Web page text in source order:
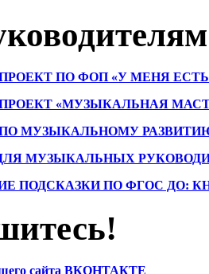
ПО ФОП «У МЕНЯ
«МУЗЫКАЛЬНАЯ
ПО МУЗЫКАЛЬНОМУ
МУЗЫКАЛЬНЫХ
ПОДСКАЗКИ ПО ФГОС ДО:
сайта ВКОНТАКТЕ